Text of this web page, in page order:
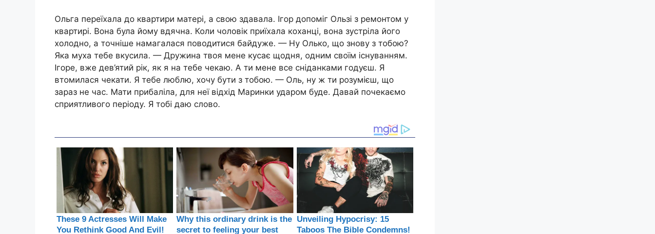
Ольга переїхала до квартири матері, а свою здавала. Ігор допоміг Ользі з ремонтом у
квартирі. Вона була йому вдячна. Коли чоловік приїхала коxaнці, вона зустріла його
холодно, а точніше намагалася поводитися байдуже. — Ну Олько, що знову з тобою?
Яка муха тебе вкусила. — Дружина твоя мене кусає щодня, одним своїм існуванням.
Ігоре, вже дев’ятий рік, як я на тебе чекаю. А ти мене все сніданками годуєш. Я
втомилася чекати. Я тебе люблю, хочу бути з тобою. — Оль, ну ж ти розумієш, що
зараз не час. Мати прибaліла, для неї відхід Маринки удaром буде. Давай почекаємо
сприятливого періоду. Я тобі даю слово.